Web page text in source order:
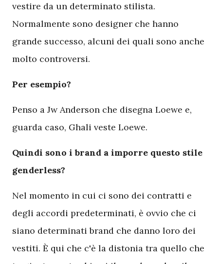
vestire da un determinato stilista.
Normalmente sono designer che hanno
grande successo, alcuni dei quali sono anche
molto controversi.
Per esempio?
Penso a Jw Anderson che disegna Loewe e,
guarda caso, Ghali veste Loewe.
Quindi sono i brand a imporre questo stile
genderless?
Nel momento in cui ci sono dei contratti e
degli accordi predeterminati, è ovvio che ci
siano determinati brand che danno loro dei
vestiti. È qui che c'è la distonia tra quello che